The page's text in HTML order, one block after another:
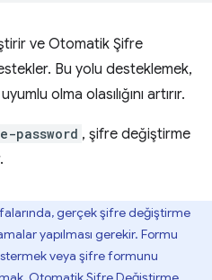
ve Otomatik Şifre
Bu yolu desteklemek,
olma olasılığını artırır.
password , şifre değiştirme
gerçek şifre değiştirme
yapılması gerekir. Formu
veya şifre formunu